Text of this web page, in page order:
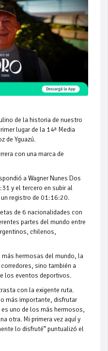
de la historia de nuestro
lugar de la 14ª Media
de Yguazú.
con una marca de
a Wagner Nunes Dos
y el tercero en subir al
registro de 01:16:20.
de 6 nacionalidades con
partes del mundo entre
chilenos,
más hermosas del mundo, la
sino también a
los eventos deportivos.
con la exigente ruta.
más importante, disfrutar
uno de los más hermosos,
otra. Mi primera vez aquí y
lo disfruté” puntualizó el